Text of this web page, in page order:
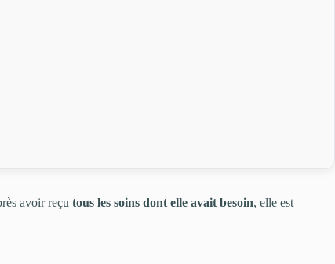
avoir reçu tous les soins dont elle avait besoin, elle est